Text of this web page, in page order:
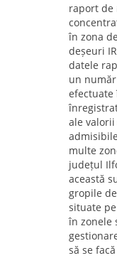
raport de
în zona
deșeuri
datele
un
efectuate
ale
multe
județul
această
gropile
situate
în zonele
să se